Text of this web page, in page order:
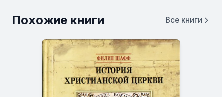
Похожие книги Все книги